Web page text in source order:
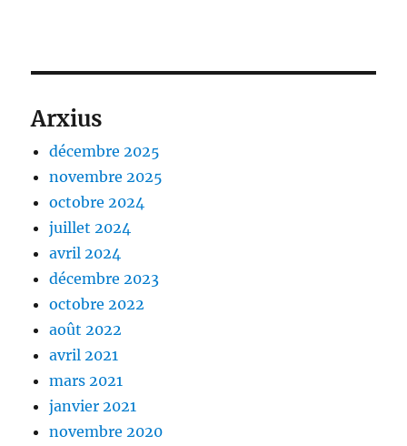
Arxius
décembre 2025
novembre 2025
octobre 2024
juillet 2024
avril 2024
décembre 2023
octobre 2022
août 2022
avril 2021
mars 2021
janvier 2021
novembre 2020